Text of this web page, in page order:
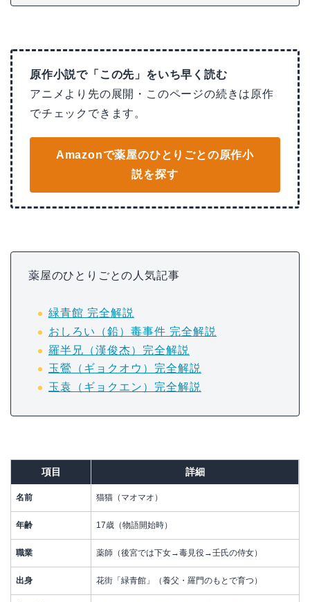
原作小説で「この先」をいち早く読む
アニメより先の展開・このページの続きは原作
でチェックできます。
Amazonで薬屋のひとりごとの原作小
説を探す
薬屋のひとりごとの人気記事
緑青館 完全解説
おしろい（鉛）毒事件 完全解説
羅半兄（漢俊杰）完全解説
玉鶯（ギョクオウ）完全解説
玉袁（ギョクエン）完全解説
項目 詳細
名前 猫猫（マオマオ）
年齢 17歳（物語開始時）
職業 薬師（後宮では下女→毒見役→壬氏の侍女）
出身 花街「緑青館」（養父・羅門のもとで育つ）